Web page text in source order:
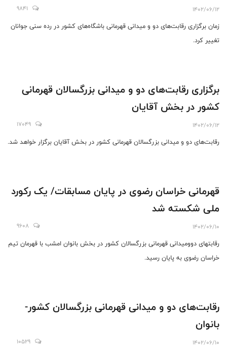
1402/06/12
9841
زمان برگزاری رقابت‌های دو و میدانی قهرمانی باشگاه‌های کشور در رده سنی جوانان
تغییر کرد.
برگزاری رقابت‌های دو و میدانی بزرگسالان قهرمانی
کشور در بخش آقایان
1402/06/12
17049
رقابت‌های دو و میدانی بزرگسالان قهرمانی کشور در بخش آقایان برگزار خواهد شد.
قهرمانی خراسان رضوی در ‌پایان مسابقات/ یک رکورد
ملی شکسته شد
1402/06/10
9608
رقابتهای دوومیدانی قهرمانی بزرگسالان کشور در بخش بانوان امشب با قهرمان تیم
خراسان رضوی به پایان رسید.
رقابت‌های دو و میدانی قهرمانی بزرگسالان کشور-
بانوان
1402/06/10
10529